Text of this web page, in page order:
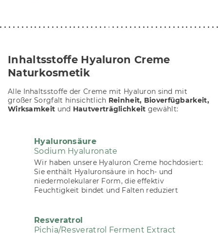
Inhaltsstoffe Hyaluron Creme
Naturkosmetik
Alle Inhaltsstoffe der Creme mit Hyaluron sind mit
großer Sorgfalt hinsichtlich Reinheit, Bioverfügbarkeit,
Wirksamkeit und Hautverträglichkeit gewählt:
Hyaluronsäure
Sodium Hyaluronate
Wir haben unsere Hyaluron Creme hochdosiert:
Sie enthält Hyaluronsäure in hoch- und
niedermolekularer Form, die effektiv
Feuchtigkeit bindet und Falten reduziert
Resveratrol
Pichia/Resveratrol Ferment Extract